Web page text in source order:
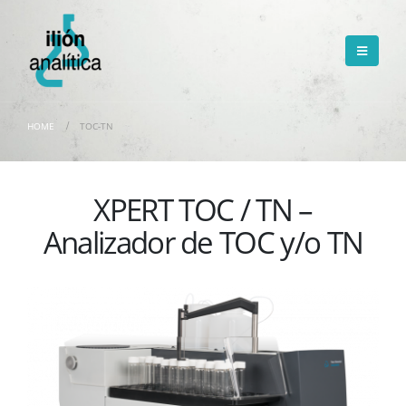
HOME TOC-TN
XPERT TOC / TN –
Analizador de TOC y/o TN